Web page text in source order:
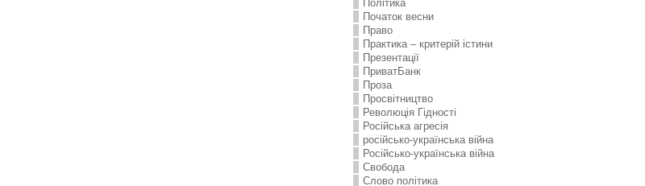
Політика
Початок весни
Право
Практика – критерій істини
Презентації
ПриватБанк
Проза
Просвітництво
Революція Гідності
Російська агресія
російсько-українська війна
Російсько-українська війна
Свобода
Слово політика